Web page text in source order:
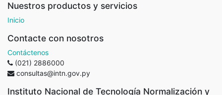
Nuestros productos y servicios
Inicio
Contacte con nosotros
Contáctenos
(021) 2886000
consultas@intn.gov.py
Instituto Nacional de Tecnología Normalización y